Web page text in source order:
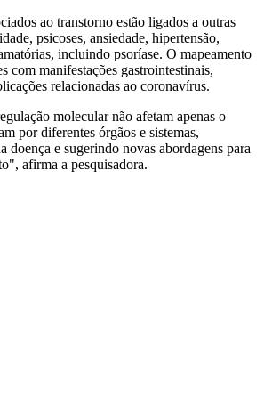
ao transtorno estão ligados a outras
psicoses, ansiedade, hipertensão,
incluindo psoríase. O mapeamento
com manifestações gastrointestinais,
relacionadas ao coronavírus.
molecular não afetam apenas o
por diferentes órgãos e sistemas,
doença e sugerindo novas abordagens para
afirma a pesquisadora.